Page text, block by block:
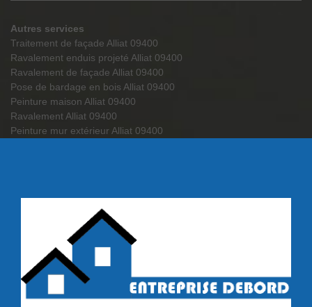
Autres services
Traitement de façade Alliat 09400
Ravalement enduis projeté Alliat 09400
Ravalement de façade Alliat 09400
Pose de bardage en bois Alliat 09400
Peinture maison Alliat 09400
Ravalement Alliat 09400
Peinture mur extérieur Alliat 09400